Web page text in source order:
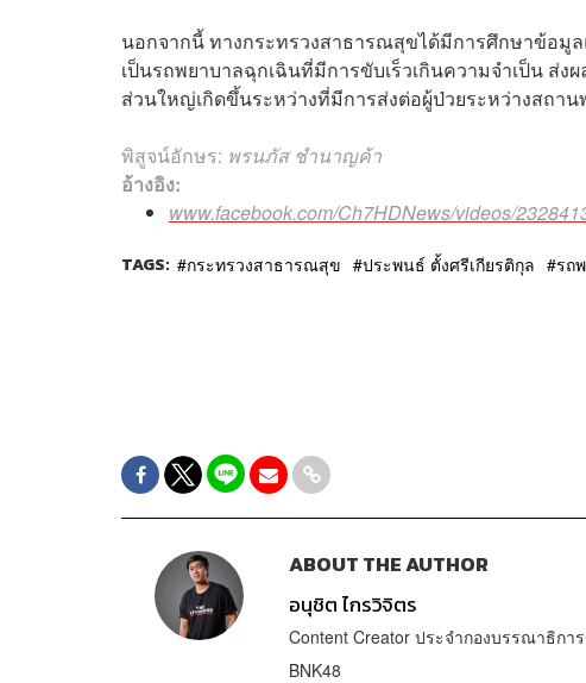
นอกจากนี้ ทางกระทรวงสาธารณสุขได้มีการศึกษาข้อมู
เป็นรถพยาบาลฉุกเฉินที่มีการขับเร็วเกินความจำเป็น ส่ง
ส่วนใหญ่เกิดขึ้นระหว่างที่มีการส่งต่อผู้ป่วยระหว่างสถาน
พิสูจน์อักษร: พรนภัส ชำนาญค้า
อ้างอิง:
www.facebook.com/Ch7HDNews/videos/
TAGS: กระทรวงสาธารณสุข ประพนธ์ ตั้งศรีเกียรติกุล รถ
ABOUT THE AUTHOR
อนุชิต ไกรวิจิตร
Content Creator ประจำกองบรรณาธิก
BNK48